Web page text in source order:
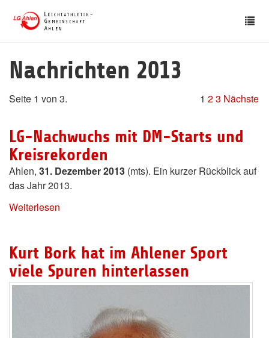
Nachrichten 2013
Seite 1 von 3. 1 23 Nächste
LG-Nachwuchs mit DM-Starts und
Kreisrekorden
Ahlen, 31. Dezember 2013 (mts). Ein kurzer Rückblick auf
das Jahr 2013.
Weiterlesen
Kurt Bork hat im Ahlener Sport
viele Spuren hinterlassen